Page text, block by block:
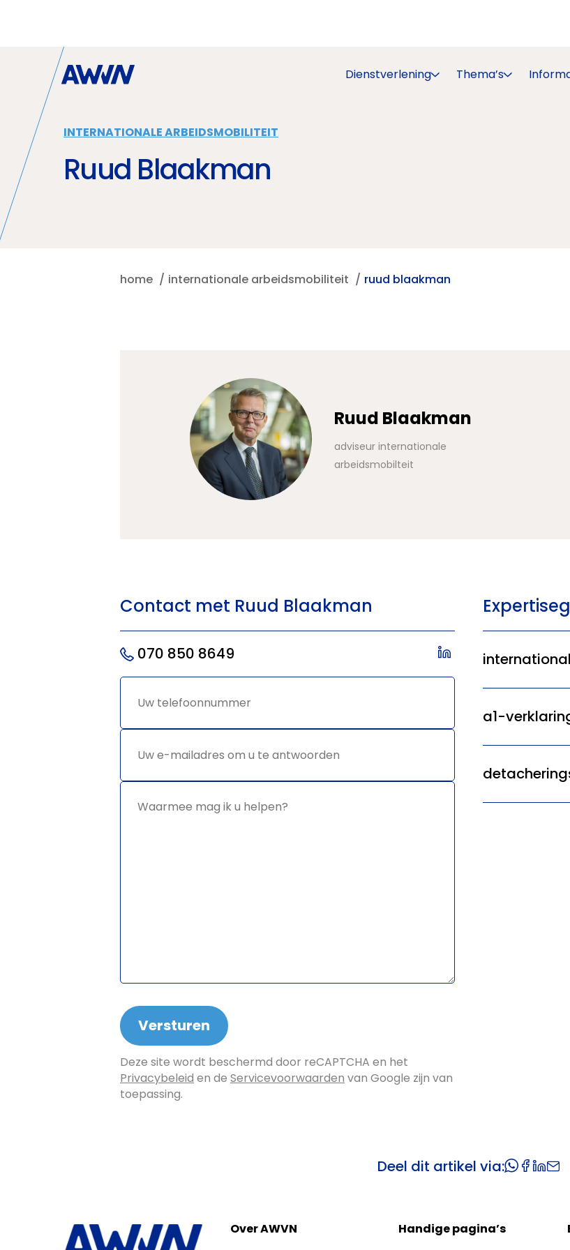
Dienstverlening Thema’s
INTERNATIONALE ARBEIDSMOBILITEIT
Ruud Blaakman
home internationale arbeidsmobiliteit ruud blaakman
Ruud Blaakman
adviseur internationale
arbeidsmobilteit
Contact met Ruud Blaakman
070 850 8649
Uw *
Uw e-
om u te
*
Waarmee
helpen?
*
Deze site wordt beschermd door reCAPTCHA en het
Privacybeleid en de Servicevoorwaarden van Google zijn van
toepassing.
a1-
Deel dit artikel via:
Over AWVN Handige pagina’s